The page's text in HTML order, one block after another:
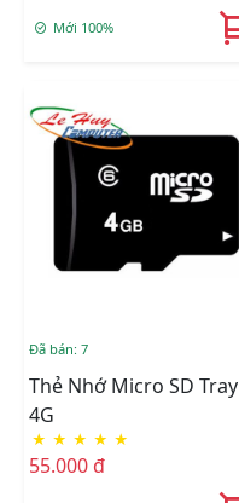
Mới 100%
Đã bán: 7
Thẻ Nhớ Micro SD Tray
4G
★ ★ ★ ★ ★
55.000 đ